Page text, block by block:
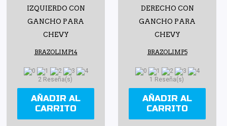
IZQUIERDO CON
GANCHO PARA
CHEVY
BRAZOLIMP14
2 Reseña(s)
AÑADIR AL
CARRITO
DERECHO CON
GANCHO PARA
CHEVY
BRAZOLIMP5
1 Reseña(s)
AÑADIR AL
CARRITO